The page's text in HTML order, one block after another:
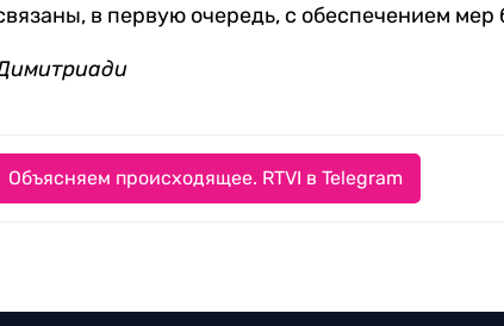
в первую очередь, с обеспечением мер
Объясняем происходящее. RTVI в Telegram